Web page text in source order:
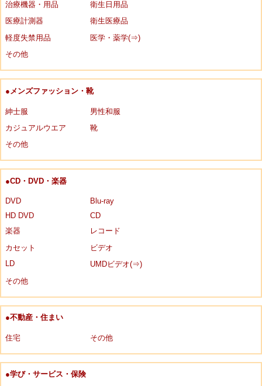
治療機器・用品
衛生日用品
医療計測器
衛生医療品
軽度失禁用品
医学・薬学(⇒)
その他
●メンズファッション・靴
紳士服
男性和服
カジュアルウエア
靴
その他
●CD・DVD・楽器
DVD
Blu-ray
HD DVD
CD
楽器
レコード
カセット
ビデオ
LD
UMDビデオ(⇒)
その他
●不動産・住まい
住宅 その他
●学び・サービス・保険